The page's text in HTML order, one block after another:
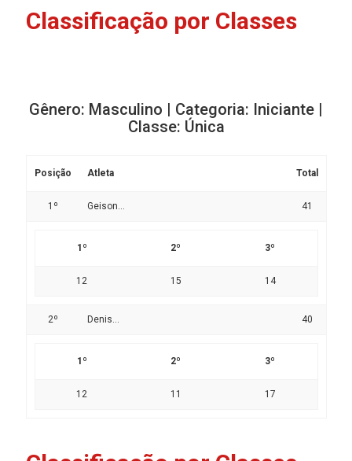
Classificação por Classes
Gênero: Masculino | Categoria: Iniciante |
Classe: Única
Posição Atleta Total
1º Geison... 41
1º 2º 3º
12 15 14
2º Denis... 40
1º 2º 3º
12 11 17